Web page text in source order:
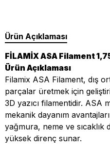
Ürün Açıklaması
FİLAMİX ASA Filament
Ürün Açıklaması
Filamix ASA Filament, dış
parçalar üretmek için
3D yazıcı filamentidir. ASA
mekanik dayanım
yağmura, neme ve sıcaklık
yüksek direnç sunar.